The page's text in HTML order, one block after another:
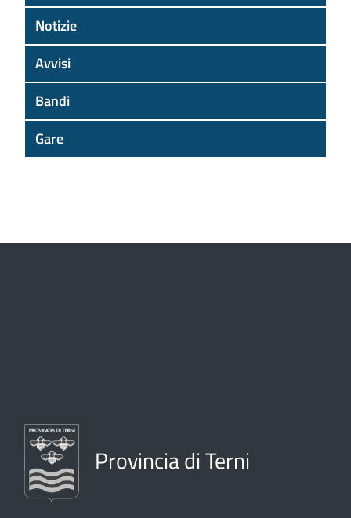
Notizie
Avvisi
Bandi
Gare
Provincia di Terni